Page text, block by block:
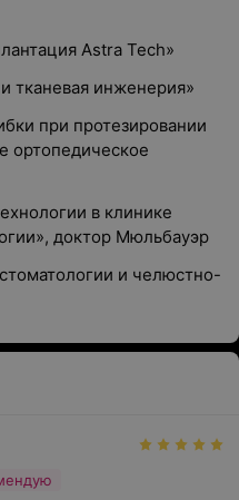
Astra Tech»
тканевая инженерия»
при протезировании
ортопедическое
в клинике
доктор Мюльбауэр
и челюстно-